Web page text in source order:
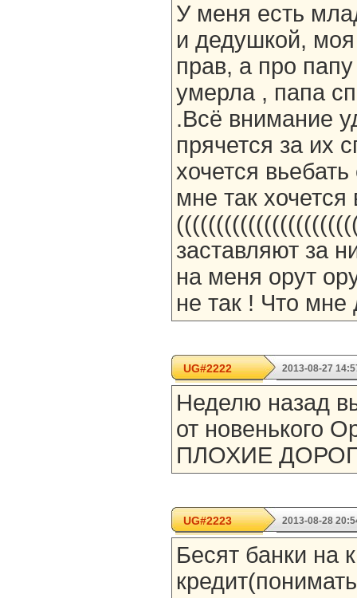
У меня есть
и дедушкой,
прав, а про
умерла , папа
.Всё внимание
прячется за их
хочется
мне так
заставляют за
на меня орут
не так ! Что мне
UG#2222 2013-08-27
Неделю назад
от новенького
ПЛОХИЕ
UG#2223 2013-08-28
Бесят банки на